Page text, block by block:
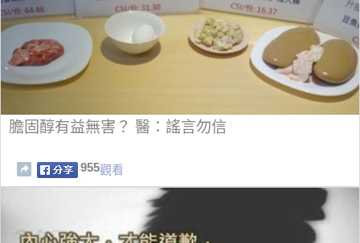
膽固醇有益無害？ 醫：謠言勿信
955觀看